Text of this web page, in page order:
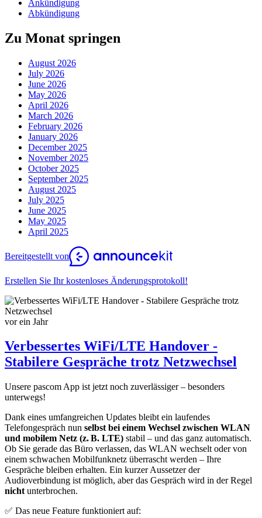
Ankündigung
Abkündigung
Zu Monat springen
August 2026
July 2026
June 2026
May 2026
April 2026
March 2026
February 2026
January 2026
December 2025
November 2025
October 2025
September 2025
August 2025
July 2025
June 2025
May 2025
April 2025
Bereitgestellt von
Erstellen Sie Ihr kostenloses Änderungsprotokoll!
vor ein Jahr
Verbessertes WiFi/LTE Handover -
Stabilere Gespräche trotz Netzwechsel
Unsere pascom App ist jetzt noch zuverlässiger – besonders
unterwegs!
Dank eines umfangreichen Updates bleibt ein laufendes
Telefongespräch nun selbst bei einem Wechsel zwischen WLAN
und mobilem Netz (z. B. LTE) stabil – und das ganz automatisch.
Ob Sie gerade das Büro verlassen, das WLAN wechselt oder von
einem schwachen Mobilfunknetz überrascht werden – Ihre
Gespräche bleiben erhalten. Ein kurzer Aussetzer der
Audioverbindung ist möglich, aber das Gespräch wird in der Regel
nicht unterbrochen.
✅ Das neue Feature funktioniert auf: